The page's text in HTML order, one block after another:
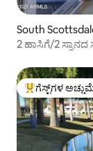
South
2 ಹಾಸಿಗೆ/2
ಗೆಸ್ಟ್‌ಗಳಿಗೆ ಅತಿ
ಗೆಸ್ಟ್‌ಗಳ